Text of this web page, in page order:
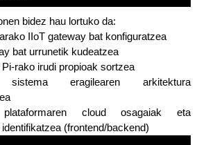
bidez hau lortuko da:
IIoT gateway bat konfiguratzea
bat urrunetik kudeatzea
rako irudi propioak sortzea
sistema eragilearen arkitektura
cloud osagaiak eta
(frontend/backend)